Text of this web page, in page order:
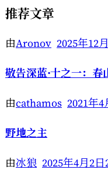
推荐文章
由Aronov 2025年12
敬告深蓝·十之一：春
由cathamos 2021年4
野地之主
由冰狼 2025年4月2日